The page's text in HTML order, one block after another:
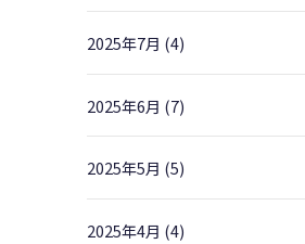
2025年7月 (4)
2025年6月 (7)
2025年5月 (5)
2025年4月 (4)